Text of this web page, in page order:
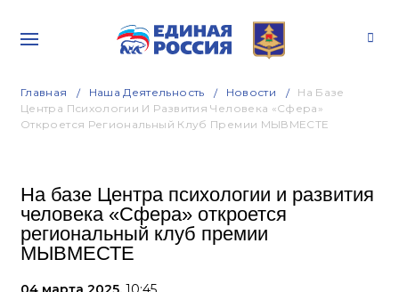
Главная Наша Деятельность Новости
На Базе
Центра Психологии И Развития Человека «Сфера»
Откроется Региональный Клуб Премии МЫВМЕСТЕ
На базе Центра психологии и развития
человека «Сфера» откроется
региональный клуб премии
МЫВМЕСТЕ